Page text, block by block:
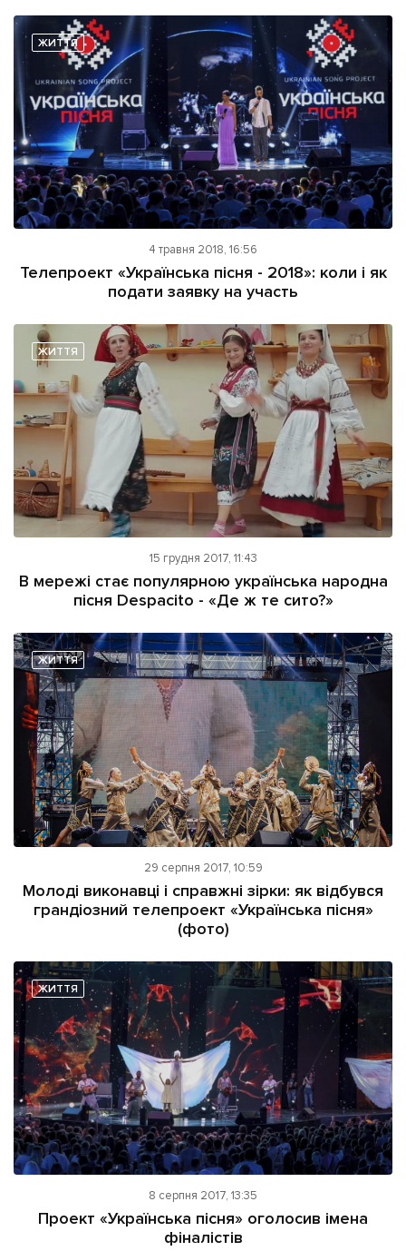
ЖИТТЯ
4 травня 2018, 16:56
Телепроект «Українська пісня - 2018»: коли і як
подати заявку на участь
ЖИТТЯ
15 грудня 2017, 11:43
В мережі стає популярною українська народна
пісня Despacito - «Де ж те сито?»
ЖИТТЯ
29 серпня 2017, 10:59
Молоді виконавці і справжні зірки: як відбувся
грандіозний телепроект «Українська пісня»
(фото)
ЖИТТЯ
8 серпня 2017, 13:35
Проект «Українська пісня» оголосив імена
фіналістів